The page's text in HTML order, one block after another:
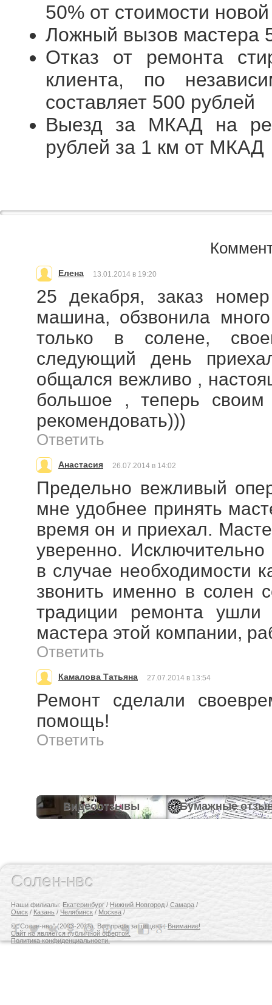
50% от стоимости
Ложный вызов мастера
Отказ от ремонта
клиента, по
составляет 500 рублей
Выезд за МКАД на
рублей за 1 км от МКАД
Елена 13.01.2014 в 19:20
25 декабря, заказ
машина, обзвонила
только в солене,
следующий день
общался вежливо ,
большое , теперь
рекомендовать)))
Ответить
Анастасия 26.07.2014 в 14:02
Предельно вежливый
мне удобнее принять
время он и приехал.
уверенно.
в случае необходимости
звонить именно в солен
традиции ремонта
мастера этой компании,
Ответить
Камалова Татьяна 27.07.2014 в 13:54
Ремонт сделали
помощь!
Ответить
Видеоотзывы Бумажные
Солен-нвс
Наши филиалы: Екатеринбург / Нижний Новгород / Самара /
Омск / Казань / Челябинск / Москва /
© "Солен-нвс" (2003-2015). Все права защищены.Внимание!
Сайт не является публичной офертой.
Политика конфиденциальности.